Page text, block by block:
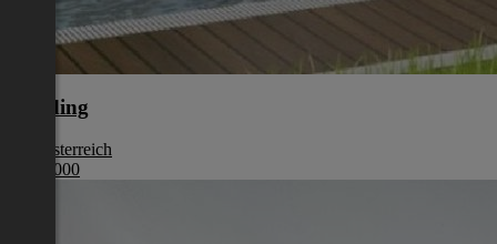
Eferding
Oberösterreich
€ 387 000